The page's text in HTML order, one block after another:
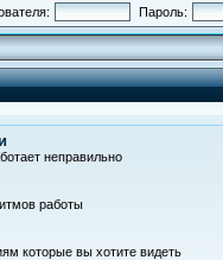
Пароль:
неправильно
работы
которые вы хотите видеть